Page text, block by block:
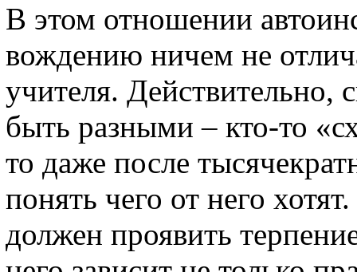
В этом отношении
вождению ничем не
учителя. Действительно,
быть разными – кто-то
то даже после
понять чего от него
должен проявить